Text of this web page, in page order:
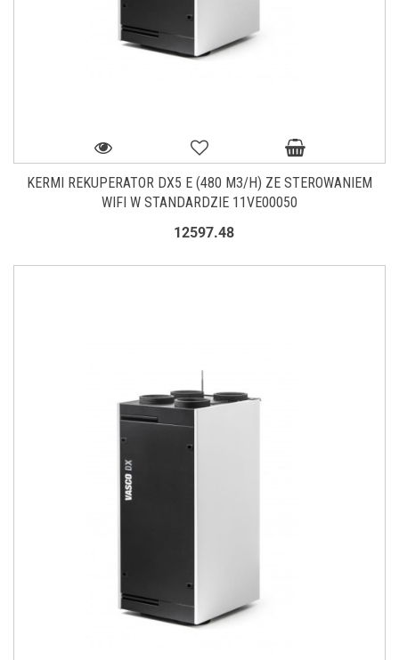
KERMI REKUPERATOR DX5 E (480 M3/H) ZE STEROWANIEM
WIFI W STANDARDZIE 11VE00050
12597.48